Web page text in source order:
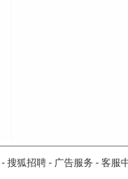
- 搜狐招聘 - 广告服务 - 客服